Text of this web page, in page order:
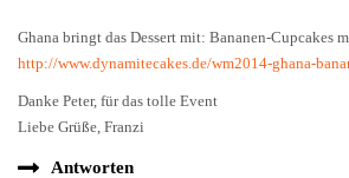
Ghana bringt das Dessert mit: Bananen-Cupcakes
http://www.dynamitecakes.de/wm2014-ghana-
Danke Peter, für das tolle Event
Liebe Grüße, Franzi
Antworten